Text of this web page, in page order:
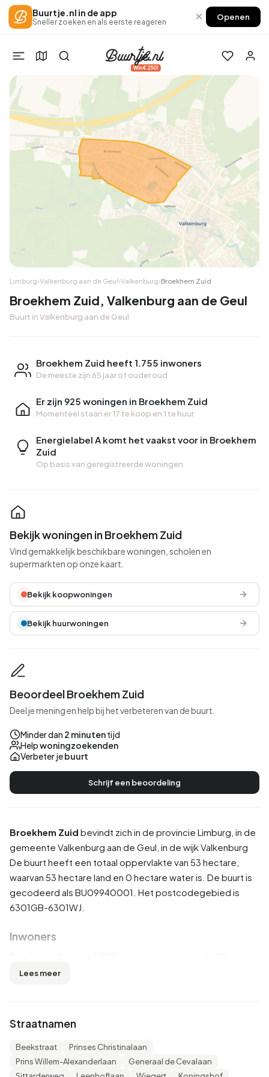
Buurtje.nl in de app
Sneller zoeken en als eerste reageren × Openen
Win €250!
Limburg›Valkenburg aan de Geul›Valkenburg›Broekhem Zuid
Broekhem Zuid, Valkenburg aan de Geul
Buurt in Valkenburg aan de Geul
Broekhem Zuid heeft 1.755 inwoners
De meeste zijn 65 jaar of ouder oud
Er zijn 925 woningen in Broekhem Zuid
Momenteel staan er17 te koop en 1 te huur
Energielabel A komt het vaakst voor in Broekhem
Zuid
Op basis van geregistreerde woningen
Broekhem Zuid bevindt zich in de provincie Limburg , in de
gemeente Valkenburg aan de Geul , in de wijkValkenburg
De buurt heeft een totaal oppervlakte van 53 hectare,
waarvan 53 hectare land en 0 hectare water is. De buurt is
gecodeerd als BU09940001. Het postcodegebied is
6301GB-6301WJ.
Inwoners
en 53,3% vrouw. De meeste inwoners zijn 65 jaar of ouder
ongehuwd, 40,5% is gehuwd, 11,7% is gescheiden en
8,0% is verweduwd. 1.460 inwoners komen uit Nederland,
190 komen uit Europa en 110 komen uit landen buiten
Lees meer
Straatnamen
Beekstraat
Prinses Christinalaan
Prins Willem-Alexanderlaan
Generaal de Cevalaan
Bekijk woningen in Broekhem Zuid
Vind gemakkelijk beschikbare woningen, scholen en
supermarkten op onze kaart.
Bekijk koopwoningen
Bekijk huurwoningen
Beoordeel Broekhem Zuid
Deel je mening en help bij het verbeteren van de buurt.
Minder dan 2 minutentijd
Helpwoningzoekenden
Verbeter jebuurt
Schrijf een beoordeling